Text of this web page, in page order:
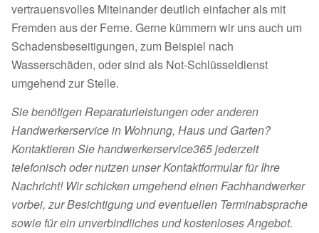
vertrauensvolles Miteinander deutlich einfacher als mit
Fremden aus der Ferne. Gerne kümmern wir uns auch um
Schadensbeseitigungen, zum Beispiel nach
Wasserschäden, oder sind als Not-Schlüsseldienst
umgehend zur Stelle.
Sie benötigen Reparaturleistungen oder anderen
Handwerkerservice in Wohnung, Haus und Garten?
Kontaktieren Sie handwerkerservice365 jederzeit
telefonisch oder nutzen unser Kontaktformular für Ihre
Nachricht! Wir schicken umgehend einen Fachhandwerker
vorbei, zur Besichtigung und eventuellen Terminabsprache
sowie für ein unverbindliches und kostenloses Angebot.